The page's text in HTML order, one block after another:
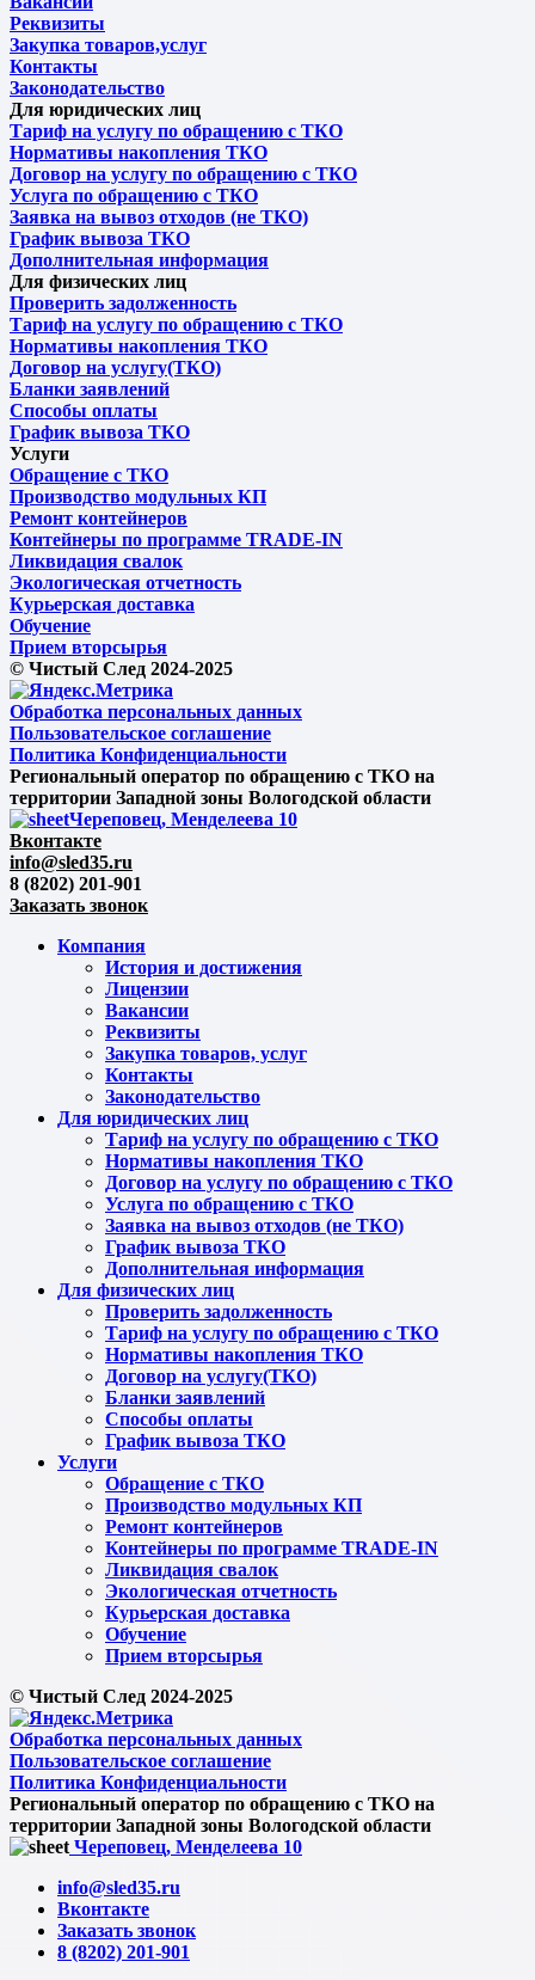
Реквизиты
Закупка товаров,услуг
Контакты
Законодательство
Для юридических лиц
Тариф на услугу по обращению с ТКО
Нормативы накопления ТКО
Договор на услугу по обращению с ТКО
Услуга по обращению с ТКО
Заявка на вывоз отходов (не ТКО)
График вывоза ТКО
Дополнительная информация
Для физических лиц
Проверить задолженность
Тариф на услугу по обращению с ТКО
Нормативы накопления ТКО
Договор на услугу(ТКО)
Бланки заявлений
Способы оплаты
График вывоза ТКО
Услуги
Обращение с ТКО
Производство модульных КП
Ремонт контейнеров
Контейнеры по программе TRADE-IN
Ликвидация свалок
Экологическая отчетность
Курьерская доставка
Обучение
Прием вторсырья
© Чистый След 2024-2025
Обработка персональных данных
Пользовательское соглашение
Политика Конфиденциальности
Региональный оператор по обращению с ТКО на
территории Западной зоны Вологодской области
Череповец, Менделеева 10
Вконтакте
info@sled35.ru
8 (8202) 201-901
Заказать звонок
Компания
История и достижения
Лицензии
Вакансии
Реквизиты
Закупка товаров, услуг
Контакты
Законодательство
Для юридических лиц
Тариф на услугу по обращению с ТКО
Нормативы накопления ТКО
Договор на услугу по обращению с ТКО
Услуга по обращению с ТКО
Заявка на вывоз отходов (не ТКО)
График вывоза ТКО
Дополнительная информация
Для физических лиц
Проверить задолженность
Тариф на услугу по обращению с ТКО
Нормативы накопления ТКО
Договор на услугу(ТКО)
Бланки заявлений
Способы оплаты
График вывоза ТКО
Услуги
Обращение с ТКО
Производство модульных КП
Ремонт контейнеров
Контейнеры по программе TRADE-IN
Ликвидация свалок
Экологическая отчетность
Курьерская доставка
Обучение
Прием вторсырья
© Чистый След 2024-2025
Обработка персональных данных
Пользовательское соглашение
Политика Конфиденциальности
Региональный оператор по обращению с ТКО на
территории Западной зоны Вологодской области
Череповец, Менделеева 10
info@sled35.ru
Вконтакте
Заказать звонок
8 (8202) 201-901